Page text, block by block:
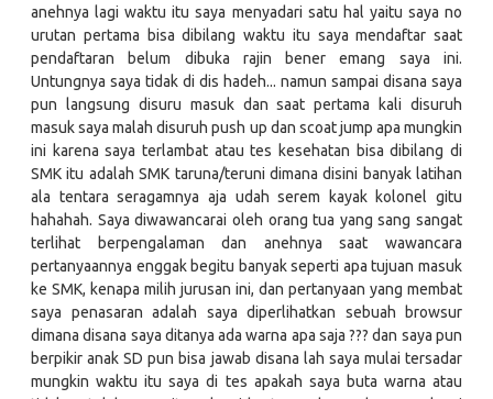
anehnya lagi waktu itu saya menyadari satu hal yaitu saya no
urutan pertama bisa dibilang waktu itu saya mendaftar saat
pendaftaran belum dibuka rajin bener emang saya ini.
Untungnya saya tidak di dis hadeh... namun sampai disana saya
pun langsung disuru masuk dan saat pertama kali disuruh
masuk saya malah disuruh push up dan scoat jump apa mungkin
ini karena saya terlambat atau tes kesehatan bisa dibilang di
SMK itu adalah SMK taruna/teruni dimana disini banyak latihan
ala tentara seragamnya aja udah serem kayak kolonel gitu
hahahah. Saya diwawancarai oleh orang tua yang sang sangat
terlihat berpengalaman dan anehnya saat wawancara
pertanyaannya enggak begitu banyak seperti apa tujuan masuk
ke SMK, kenapa milih jurusan ini, dan pertanyaan yang membat
saya penasaran adalah saya diperlihatkan sebuah browsur
dimana disana saya ditanya ada warna apa saja ??? dan saya pun
berpikir anak SD pun bisa jawab disana lah saya mulai tersadar
mungkin waktu itu saya di tes apakah saya buta warna atau